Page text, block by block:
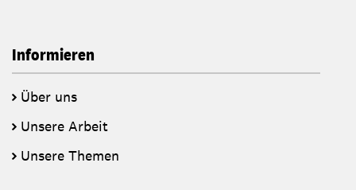
Informieren
Über uns
Unsere Arbeit
Unsere Themen